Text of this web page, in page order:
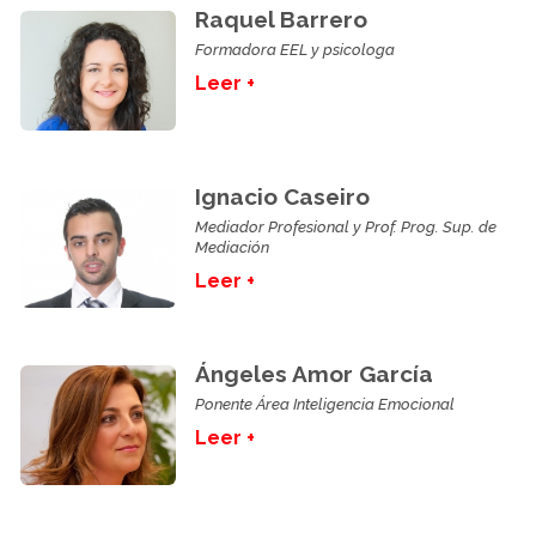
Raquel Barrero
Formadora EEL y psicologa
Leer +
Ignacio Caseiro
Mediador Profesional y Prof. Prog. Sup. de
Mediación
Leer +
Ángeles Amor García
Ponente Área Inteligencia Emocional
Leer +